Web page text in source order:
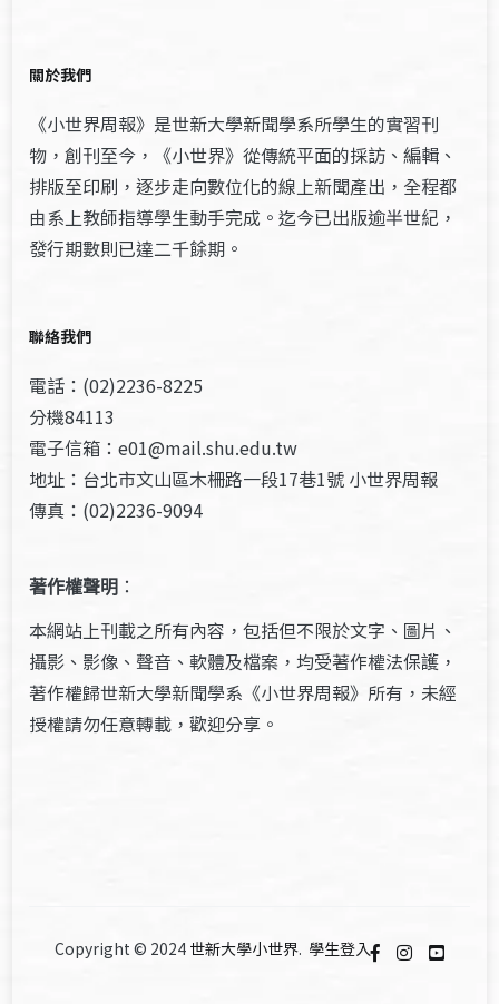
關於我們
《小世界周報》是世新大學新聞學系所學生的實習刊
物，創刊至今，《小世界》從傳統平面的採訪、編輯、
排版至印刷，逐步走向數位化的線上新聞產出，全程都
由系上教師指導學生動手完成。迄今已出版逾半世紀，
發行期數則已達二千餘期。
聯絡我們
電話：(02)2236-8225
分機84113
電子信箱：e01@mail.shu.edu.tw
地址：台北市文山區木柵路一段17巷1號 小世界周報
傳真：(02)2236-9094
著作權聲明 ：
本網站上刊載之所有內容，包括但不限於文字、圖片、
攝影、影像、聲音、軟體及檔案，均受著作權法保護，
著作權歸世新大學新聞學系《小世界周報》所有，未經
授權請勿任意轉載，歡迎分享。
Copyright © 2024 世新大學小世界. 學生登入